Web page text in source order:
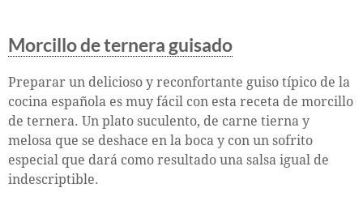
Morcillo de ternera guisado
Preparar un delicioso y reconfortante guiso típico de la
cocina española es muy fácil con esta receta de morcillo
de ternera. Un plato suculento, de carne tierna y
melosa que se deshace en la boca y con un sofrito
especial que dará como resultado una salsa igual de
indescriptible.